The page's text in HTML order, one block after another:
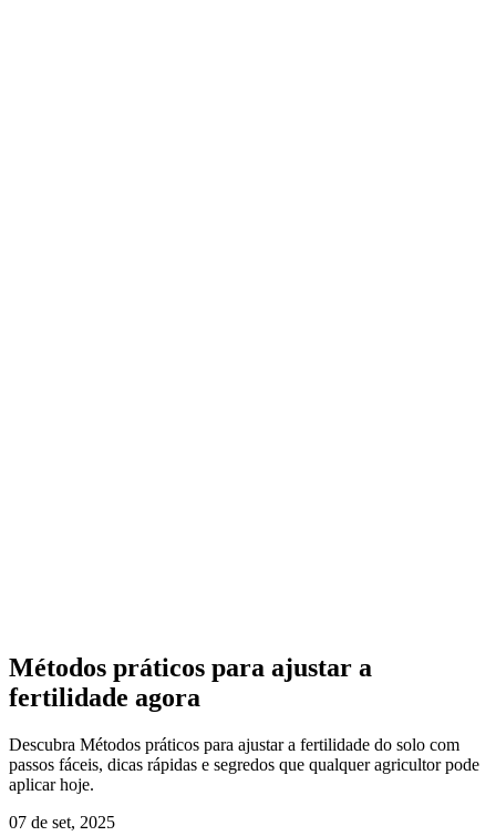
Métodos práticos para ajustar a
fertilidade agora
Descubra Métodos práticos para ajustar a fertilidade do solo com
passos fáceis, dicas rápidas e segredos que qualquer agricultor pode
aplicar hoje.
07 de set, 2025